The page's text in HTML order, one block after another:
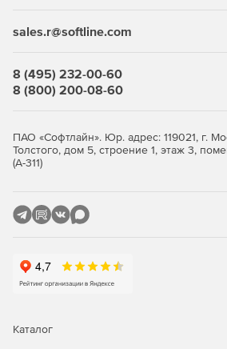
предотвращать несанкционированный
Шифрование данных
обеспечивает дополнительный
утечки или несанкционированного
помогает сохранить
Мониторинг и аналитика
мониторинг событий и предоставляют
позволяющую выявлять
sales.r@softline.com
8 (495) 232-00-60
8 (800) 200-08-60
ПАО «Софтлайн». Юр. адрес: 119021, г.
Толстого, дом 5, строение 1, этаж 3,
(А-311)
Каталог